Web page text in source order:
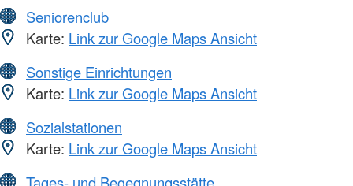
Seniorenclub
Karte: Link zur Google Maps Ansicht
Sonstige Einrichtungen
Karte: Link zur Google Maps Ansicht
Sozialstationen
Karte: Link zur Google Maps Ansicht
Tages- und Begegnungsstätte